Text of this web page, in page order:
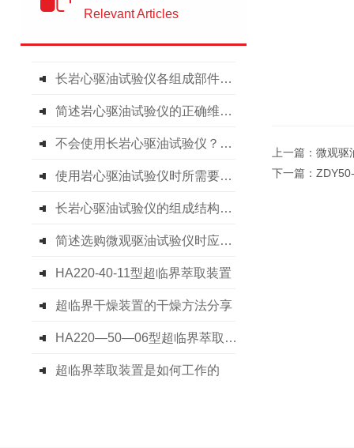
Relevant Articles
长岩心驱油试验仪各组成部件功能特点的详细介绍
简述岩心驱油试验仪的正确维护保养方法
不会使用长岩心驱油试验仪？进来看
使用岩心驱油试验仪时所需要注意的事项介绍
长岩心驱油试验仪的组成结构及操作方法分享
简述选购微观驱油试验仪时应注意的方面
HA220-40-11型超临界萃取装置
超临界干燥装置的干燥方法分享
HA220—50—06型超临界萃取装置技术
超临界萃取装置是如何工作的
上一篇： 微观驱
下一篇：